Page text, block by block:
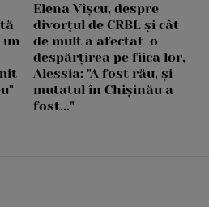
un
Elena Vîșcu, despre
divorțul de CRBL și cât
de mult a afectat-o
despărțirea pe fiica lor,
Alessia: "A fost rău, și
mutatul în Chișinău a
fost..."